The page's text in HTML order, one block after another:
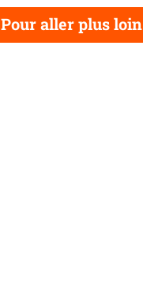
Pour aller plus loin